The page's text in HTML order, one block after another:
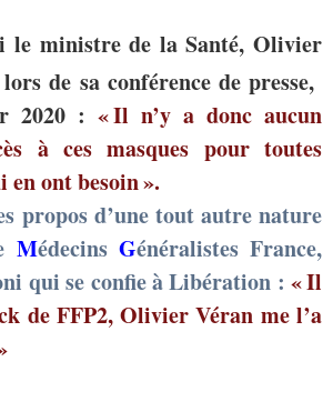
le ministre de la Santé, Olivier
de sa conférence de presse,
2020 : « Il n’y a donc aucun
à ces masques pour toutes
en ont besoin ».
propos d’une tout autre nature
Médecins Généralistes France,
qui se confie à Libération : « Il
de FFP2, Olivier Véran me l’a